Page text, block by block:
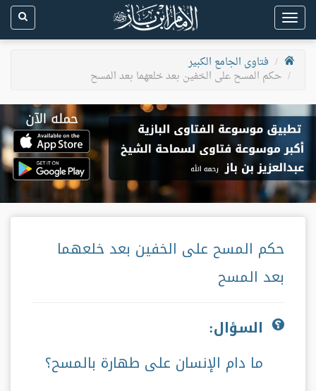
Toggle
navigation
فتاوى الجامع الكبير
حكم المسح على الخفين بعد خلعهما بعد المسح
حكم المسح على الخفين بعد خلعهما
بعد المسح
السؤال:
ما دام الإنسان على طهارة بالمسح؟